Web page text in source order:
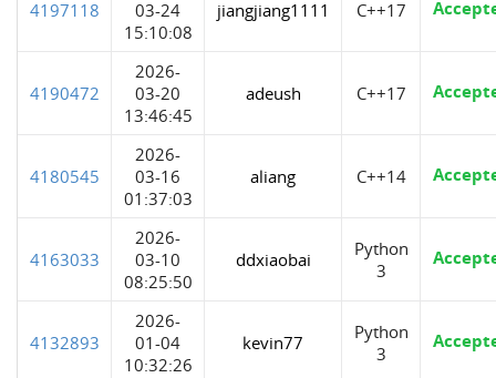
4197118
03-24
15:10:08
jiangjiang1111 C++17
4190472
2026-
03-20
13:46:45
adeush C++17
4180545
2026-
03-16
01:37:03
aliang C++14
4163033
2026-
03-10
08:25:50
ddxiaobai
Python
3
4132893
2026-
01-04
10:32:26
kevin77
Python
3